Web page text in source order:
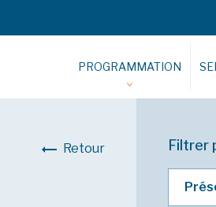
PROGRAMMATION
Retour Filtrer